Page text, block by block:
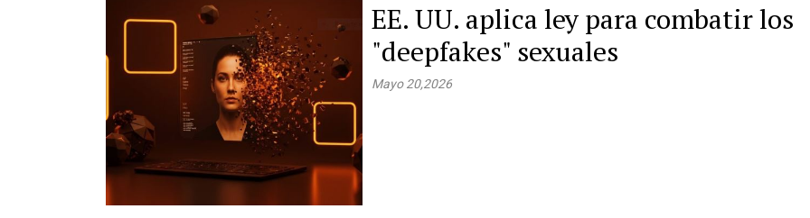
EE. UU. aplica ley para combatir los
"deepfakes" sexuales
Mayo 20,2026